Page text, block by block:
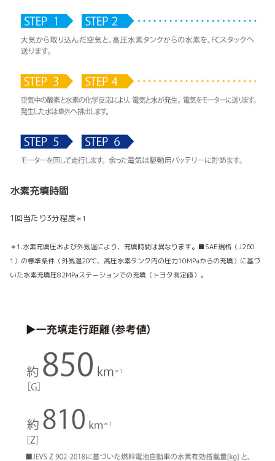
水素充填時間
1回当たり3分程度＊1
＊1.水素充填圧および外気温により、充填時間は異なります。■SAE規格（J260
1）の標準条件（外気温20℃、高圧水素タンク内の圧力10MPaからの充填）に基づ
いた水素充填圧82MPaステーションでの充填（トヨタ測定値）。